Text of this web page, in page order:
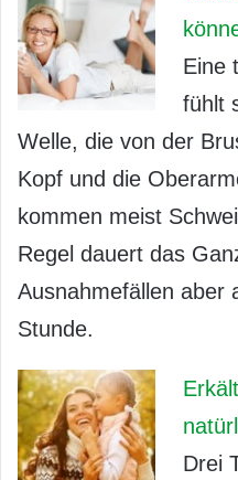
Eine
fühlt
Welle, die von der
Kopf und die
kommen meist
Regel dauert das
Ausnahmefällen aber
Stunde.
Drei